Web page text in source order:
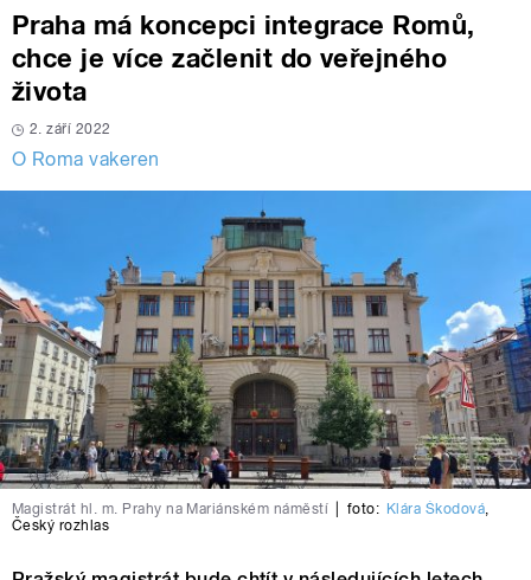
Praha má koncepci integrace Romů,
chce je více začlenit do veřejného
života
2. září 2022
O Roma vakeren
Magistrát hl. m. Prahy na Mariánském náměstí foto: Klára Škodová
Český rozhlas